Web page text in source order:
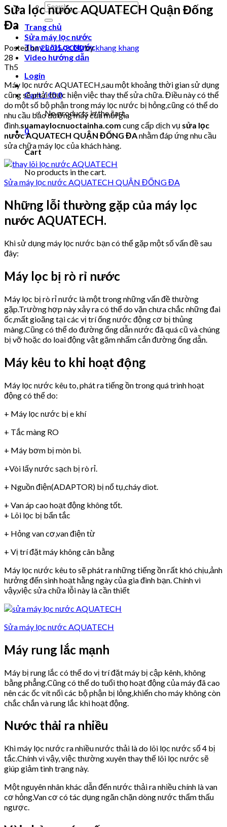
Search
for:
Trang chủ
Sửa máy lọc nước
Thay Lõi Lọc Nước
Video hướng dẫn
Login
Cart /₫00
No products in the cart.
0
Cart
No products in the cart.
Sửa lọc nước AQUATECH Quận Đống
Đa
Posted on28/05/2020bykhang khang
28
Th5
Máy lọc nước AQUATECH,sau một khoảng thời gian sử dụng
cũng sẽ phải thực hiện việc thay thế sửa chữa. Điều này có thể
do một số bộ phận trong máy lọc nước bị hỏng,cũng có thể do
nhu cầu bảo dưỡng máy của mỗi gia
đình.suamaylocnuoctainha.com cung cấp dịch vụ sửa lọc
nước AQUATECH QUẬN ĐỐNG ĐAnhằm đáp ứng nhu cầu
sửa chữa máy lọc của khách hàng.
Sửa máy lọc nước AQUATECH QUẬN ĐỐNG ĐA
Những lỗi thường gặp của máy lọc
nước AQUATECH.
Khi sử dụng máy lọc nước bạn có thể gặp một số vấn đề sau
đây:
Máy lọc bị rò rỉ nước
Máy lọc bị rò rỉ nước là một trong những vấn đề thường
gặp.Trường hợp này xảy ra có thể do vặn chưa chắc những đai
ốc,mất gioăng tại các vị trí ống nước động cơ bị thủng
màng.Cũng có thể do đường ống dẫn nước đã quá cũ và chúng
bị vỡ hoặc do loai động vật gặm nhấm cắn đường ống dẫn.
Máy kêu to khi hoạt động
Máy lọc nước kêu to, phát ra tiếng ồn trong quá trình hoạt
động có thể do:
+ Máy lọc nước bị e khí
+ Tắc màng RO
+ Máy bơm bị mòn bi.
+Vòi lấy nước sạch bị rò rỉ.
+ Nguồn điện(ADAPTOR) bị nổ tụ,cháy diot.
+ Van áp cao hoạt động không tốt.
+ Lõi lọc bị bẩn tắc
+ Hỏng van cơ,van điện từ
+ Vị trí đặt máy không cân bằng
Máy lọc nước kêu to sẽ phát ra những tiếng ồn rất khó chịu,ảnh
hưởng đến sinh hoạt hằng ngày của gia đình bạn. Chính vì
vậy,việc sửa chữa lỗi này là cần thiết
Sửa máy lọc nước AQUATECH
Máy rung lắc mạnh
Máy bị rung lắc có thể do vị trí đặt máy bị cập kênh, không
bằng phẳng.Cũng có thể do tuổi thọ hoạt động của máy đã cao
nên các ốc vít nối các bộ phận bị lỏng,khiến cho máy không còn
chắc chắn và rung lắc khi hoạt động.
Nước thải ra nhiều
Khi máy lọc nước ra nhiều nước thải là do lõi lọc nước số 4 bị
tắc.Chính vì vậy, việc thường xuyên thay thế lõi lọc nước sẽ
giúp giảm tình trạng này.
Một nguyên nhân khác dẫn đến nước thải ra nhiều chính là van
cơ hỏng.Van cơ có tác dụng ngăn chặn dòng nước thẩm thấu
ngược.